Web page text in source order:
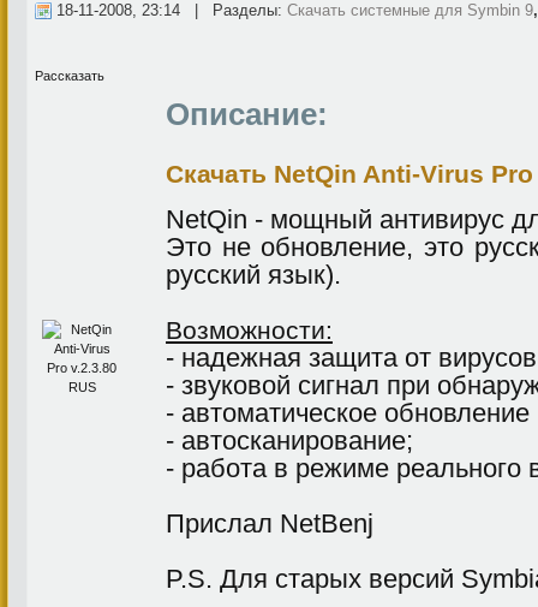
18-11-2008, 23:14 | Разделы: Скачать системные для Symbin 9
Рассказать
Описание:
Скачать NetQin Anti-Virus Pro
NetQin - мощный антивирус
Это не обновление, это
русский язык).
Возможности:
- надежная защита от
- звуковой сигнал при
- автоматическое обновление
- автосканирование;
- работа в режиме реального
Прислал NetBenj
P.S. Для старых версий